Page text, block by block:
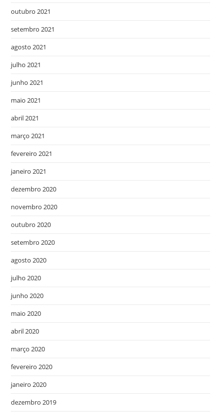
outubro 2021
setembro 2021
agosto 2021
julho 2021
junho 2021
maio 2021
abril 2021
março 2021
fevereiro 2021
janeiro 2021
dezembro 2020
novembro 2020
outubro 2020
setembro 2020
agosto 2020
julho 2020
junho 2020
maio 2020
abril 2020
março 2020
fevereiro 2020
janeiro 2020
dezembro 2019